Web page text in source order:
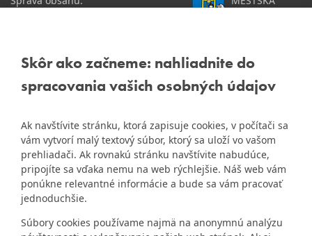
Skôr ako začneme: nahliadnite do
spracovania vašich osobných údajov
Ak navštívite stránku, ktorá zapisuje cookies, v počítači sa
vám vytvorí malý textový súbor, ktorý sa uloží vo vašom
prehliadači. Ak rovnakú stránku navštívite nabudúce,
pripojíte sa vďaka nemu na web rýchlejšie. Náš web vám
ponúkne relevantné informácie a bude sa vám pracovať
jednoduchšie.
Súbory cookies používame najmä na anonymnú analýzu
Staršie informácie a dokumenty
starej stránke Dúbravky
Naša mestská časť získala 3.
miesto v súťažiZlatyErb.sk
o
najlepšiu internetovú stránku
samospráv za rok 2020
Žatevná 2, 844 02
IČO: 00603406
DIČ: 2020919120
IČ DPH: Nie sme platca
DPH
Bankové spojenie:
a.s., Mlynské nivy 1, 829 90